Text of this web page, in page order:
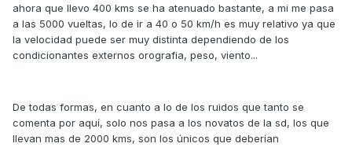
ahora que llevo 400 kms se ha atenuado bastante, a mi me pasa
a las 5000 vueltas, lo de ir a 40 o 50 km/h es muy relativo ya que
la velocidad puede ser muy distinta dependiendo de los
condicionantes externos orografia, peso, viento...
De todas formas, en cuanto a lo de los ruidos que tanto se
comenta por aquí, solo nos pasa a los novatos de la sd, los que
llevan mas de 2000 kms, son los únicos que deberían